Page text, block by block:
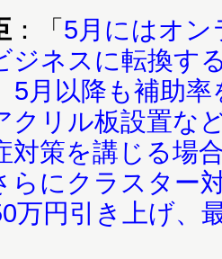
：「5月にはオン
ジネスに転換す
5月以降も補助
クリル板設置な
対策を講じる場
らにクラスター
万円引き上げ、